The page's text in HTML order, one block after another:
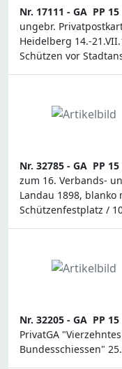
Nr. 17111 - GA PP
ungebr.
Heidelberg 14.-
Schützen vor
Nr. 32785 - GA PP 15
zum 16. Verbands-
Landau 1898, blanko
Schützenfestplatz /
Nr. 32205 - GA PP 15
PrivatGA
Bundesschiessen"